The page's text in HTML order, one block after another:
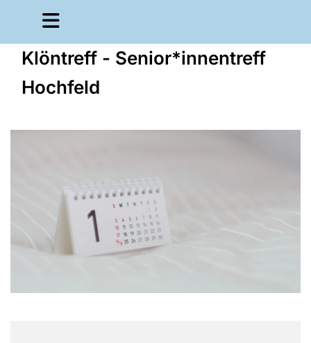
Klöntreff - Senior*innentreff
Hochfeld